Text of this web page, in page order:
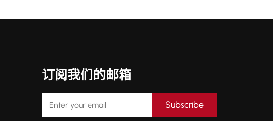
订阅我们的邮箱
Subscribe